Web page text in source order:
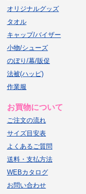
オリジナルグッズ
タオル
キャップ/バイザー
小物/シューズ
のぼり/幕/販促
法被(ハッピ)
作業服
お買物について
ご注文の流れ
サイズ目安表
よくあるご質問
送料・支払方法
WEBカタログ
お問い合わせ